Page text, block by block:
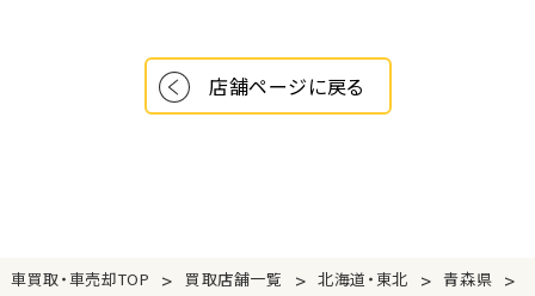
店舗ページに戻る
車買取・車売却TOP > 買取店舗一覧 > 北海道・東北 > 青森県 >